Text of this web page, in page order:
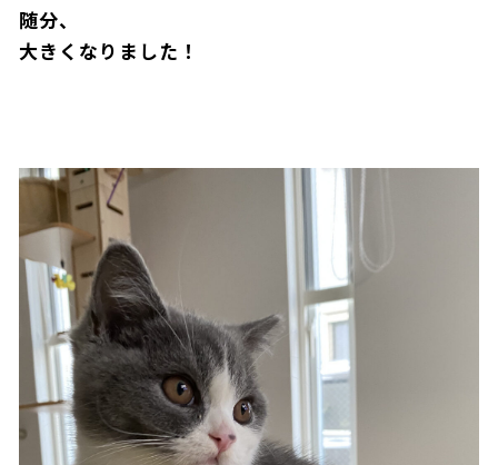
随分、
大きくなりました！